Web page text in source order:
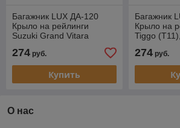
Багажник LUX ДА-120
Крыло на рейлинги
Suzuki Grand Vitara
1997-2005
274 руб.
Купить
Багажник
Крыло на
Tiggo
274руб.
О нас